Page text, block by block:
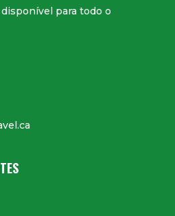
para todo o